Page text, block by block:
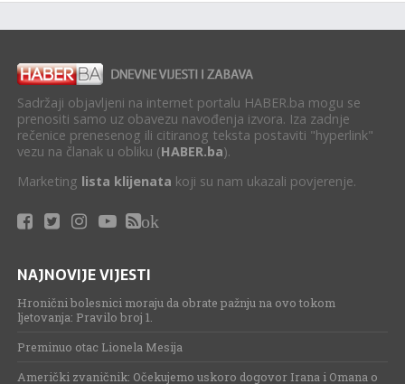
Sadržaji objavljeni na internet portalu HABER.ba mogu se
prenositi samo uz obavezu navođenja izvora. Iza zadnje
rečenice prenesenog ili citiranog teksta postaviti "hyperlink"
vezu na članak u obliku (HABER.ba).
Marketing lista klijenata koji su nam ukazali povjerenje.
ok
NAJNOVIJE VIJESTI
Hronični bolesnici moraju da obrate pažnju na ovo tokom
ljetovanja: Pravilo broj 1.
Preminuo otac Lionela Mesija
Američki zvaničnik: Očekujemo uskoro dogovor Irana i Omana o